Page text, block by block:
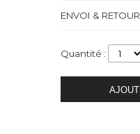
ENVOI & RETOUR
Quantité :